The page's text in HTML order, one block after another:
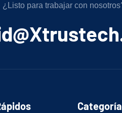
¿Listo para trabajar con